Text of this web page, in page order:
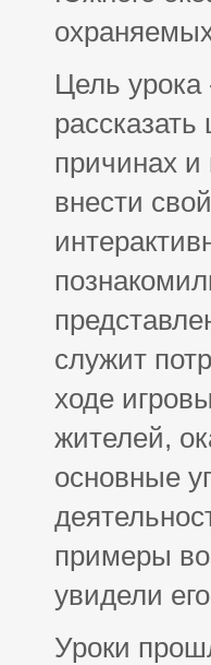
Цель
причинах и
внести
служит
ходе
жителей,
основные
примеры
увидели
Уроки